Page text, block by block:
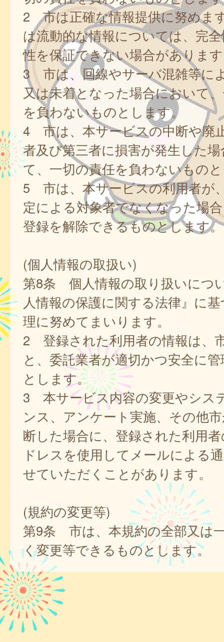
2 市は正確な情報提供に努めま
は流動的な情報については、完
性を保証できない場合がありま
3 市は、回線やサーバ混雑等に
又は未着となった場合において
を負わないものとします。
4 市は、本サービスの中断や廃
者及び第三者に損害が発生した
て、一切の責任を負わないもの
5 市は、本サービスの利用者が
定による対象者でなくなった場
登録を解除できるものとします。
(個人情報の取扱い)
第8条 個人情報の取り扱いにつ
人情報の保護に関する法律』に
理に努めてまいります。
2 登録された利用者の情報は、
と、委託業者が適切かつ安全に
とします。
3 本サービス内容の変更やシス
ンス、アンケート実施、その他
断した場合に、登録された利用
ドレスを使用してメールによる
せていただくことがあります。
(規約の変更等)
第9条 市は、本規約の全部又は
く変更等できるものとします。